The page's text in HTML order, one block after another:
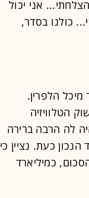
אני יכול
כולנו בסדר,
הלפרין.
הטלוויזיה
לה הרבה ברירה
כעת. נציין כי
את רוב הסכום, כמיליארד